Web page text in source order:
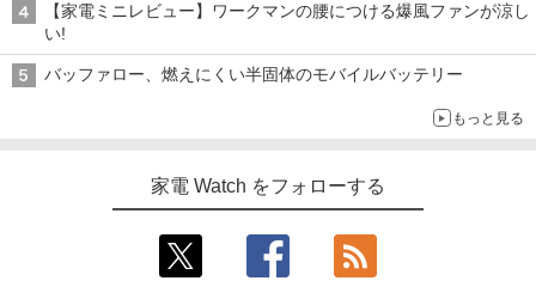
【家電ミニレビュー】ワークマンの腰につける爆風ファンが涼し
い!
バッファロー、燃えにくい半固体のモバイルバッテリー
もっと見る
家電 Watch をフォローする